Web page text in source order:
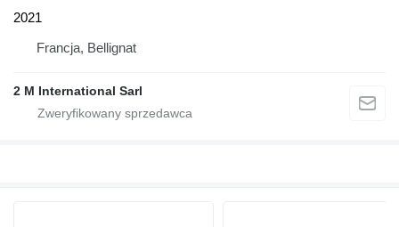
2021
Francja, Bellignat
2 M International Sarl